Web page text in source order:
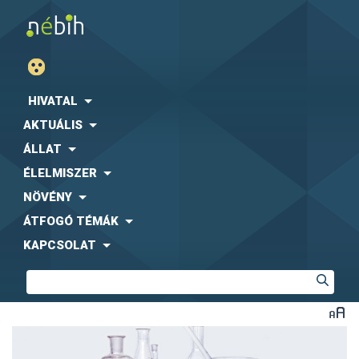
HIVATAL
AKTUÁLIS
ÁLLAT
ÉLELMISZER
NÖVÉNY
ÁTFOGÓ TÉMÁK
KAPCSOLAT